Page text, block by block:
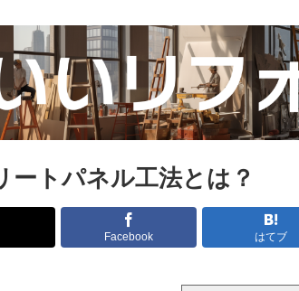
ートパネル工法とは？
Facebook はてブ